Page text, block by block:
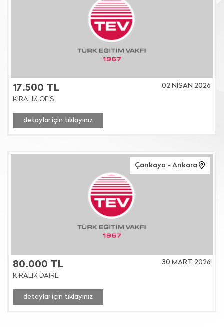
17.500 TL
02 NİSAN 2026
KİRALIK OFİS
detaylar için tıklayınız
Çankaya - Ankara
80.000 TL
30 MART 2026
KİRALIK DAİRE
detaylar için tıklayınız